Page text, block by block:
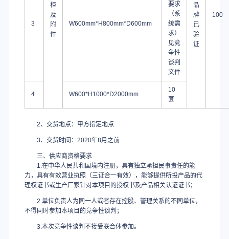
柜
及
附
件
品
牌
已
验
证
100
3 W600mm*H800mm*D600mm
要求
（系
统需
求）
见竞
争性
谈判
文件
4 W600*H1000*D2000mm
10
套
2、交货地点：甲方指定地点
3、交货时间：2020年8月之前
三、供应商资格要求
1.在中华人民共和国境内注册，具有独立承担民事责任的能
力，具有有效营业执照（三证合一有效），能够提供所投产品的代
理权证书或生产厂家针对本项目的授权书及产品相关认证证书；
2.单位负责人为同一人或者存在控股、管理关系的不同单位，
不得同时参加本项目的竞争性谈判；
3.本次竞争性谈判不接受联合体参加。